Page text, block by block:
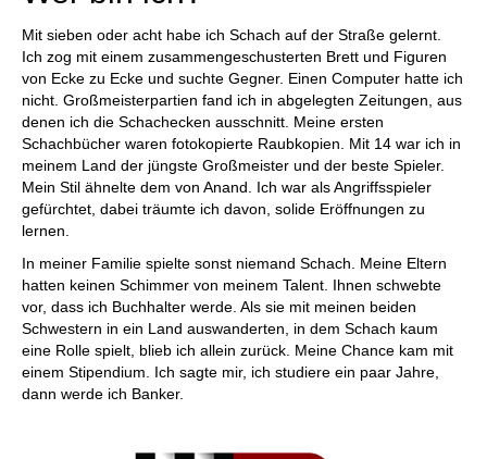
Mit sieben oder acht habe ich Schach auf der Straße gelernt.
Ich zog mit einem zusammengeschusterten Brett und Figuren
von Ecke zu Ecke und suchte Gegner. Einen Computer hatte ich
nicht. Großmeisterpartien fand ich in abgelegten Zeitungen, aus
denen ich die Schachecken ausschnitt. Meine ersten
Schachbücher waren fotokopierte Raubkopien. Mit 14 war ich in
meinem Land der jüngste Großmeister und der beste Spieler.
Mein Stil ähnelte dem von Anand. Ich war als Angriffsspieler
gefürchtet, dabei träumte ich davon, solide Eröffnungen zu
lernen.
In meiner Familie spielte sonst niemand Schach. Meine Eltern
hatten keinen Schimmer von meinem Talent. Ihnen schwebte
vor, dass ich Buchhalter werde. Als sie mit meinen beiden
Schwestern in ein Land auswanderten, in dem Schach kaum
eine Rolle spielt, blieb ich allein zurück. Meine Chance kam mit
einem Stipendium. Ich sagte mir, ich studiere ein paar Jahre,
dann werde ich Banker.